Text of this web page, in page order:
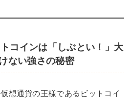
コインは「しぶとい！」大
ない強さの秘密
想通貨の王様であるビットコイ